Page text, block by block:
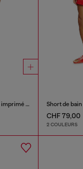
Short de bain court avec imprimé logo
CHF 79,00
2 COULEURS